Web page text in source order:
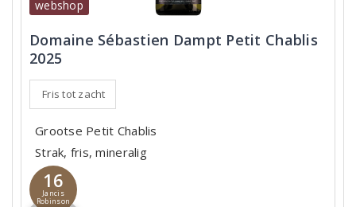
webshop
Domaine Sébastien Dampt Petit Chablis
2025
Fris tot zacht
Grootse Petit Chablis
Strak, fris, mineralig
16
Jancis
Robinson